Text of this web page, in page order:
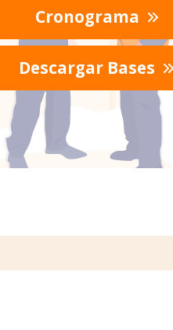
Cronograma
Descargar Bases